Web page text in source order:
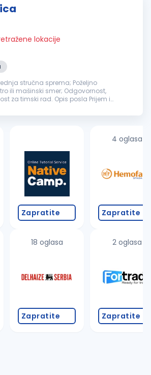
lokacije
srednja stručna sprema; Poželjno
ili mašinski smer; Odgovornost,
rad. Opis posla Prijem i
Zapratite
18 oglasa
Zapratite
4 oglasa
Zapratite
2 oglasa
Zapratite